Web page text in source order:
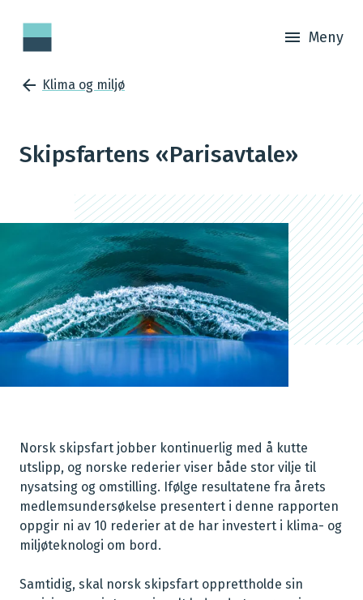
Meny
Klima og miljø
Skipsfartens «Parisavtale»
Norsk skipsfart jobber kontinuerlig med å kutte
utslipp, og norske rederier viser både stor vilje til
nysatsing og omstilling. Ifølge resultatene fra årets
medlemsundersøkelse presentert i denne rapporten
oppgir ni av 10 rederier at de har investert i klima- og
miljøteknologi om bord.
Samtidig, skal norsk skipsfart opprettholde sin